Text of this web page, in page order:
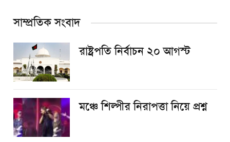
সাম্প্রতিক সংবাদ
রাষ্ট্রপতি নির্বাচন ২০ আগস্ট
​মঞ্চে শিল্পীর নিরাপত্তা নিয়ে প্রশ্ন